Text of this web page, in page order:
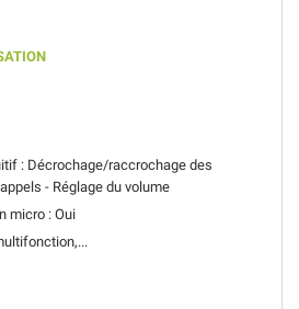
: Décrochage/raccrochage des
- Réglage du volume
micro : Oui